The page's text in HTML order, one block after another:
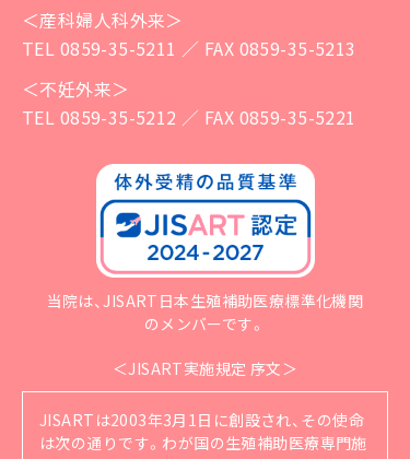
＜産科婦人科外来＞
TEL 0859-35-5211 ／ FAX 0859-35-5213
＜不妊外来＞
TEL 0859-35-5212 ／ FAX 0859-35-5221
当院は、JISART日本生殖補助医療標準化機関
のメンバーです。
＜JISART実施規定 序文＞
JISARTは2003年3月1日に創設され、その使命
は次の通りです。 わが国の生殖補助医療専門施